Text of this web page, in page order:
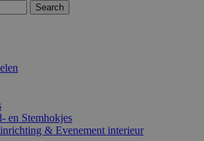
Search
en Stemhokjes
& Evenement interieur